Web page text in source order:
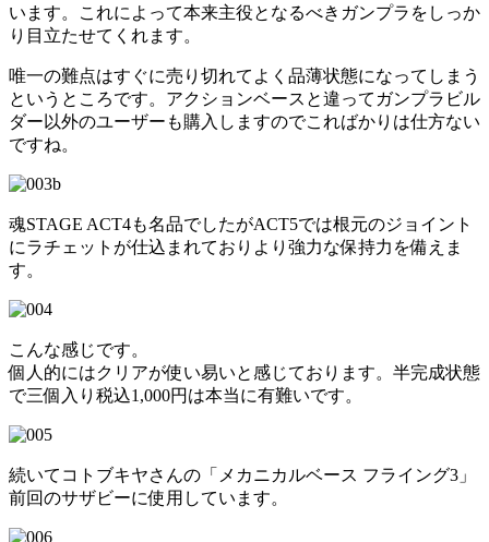
います。これによって本来主役となるべきガンプラをしっか
り目立たせてくれます。
唯一の難点はすぐに売り切れてよく品薄状態になってしまう
というところです。アクションベースと違ってガンプラビル
ダー以外のユーザーも購入しますのでこればかりは仕方ない
ですね。
魂STAGE ACT4も名品でしたがACT5では根元のジョイント
にラチェットが仕込まれておりより強力な保持力を備えま
す。
こんな感じです。
個人的にはクリアが使い易いと感じております。半完成状態
で三個入り税込1,000円は本当に有難いです。
続いてコトブキヤさんの「メカニカルベース フライング3」
前回のサザビーに使用しています。